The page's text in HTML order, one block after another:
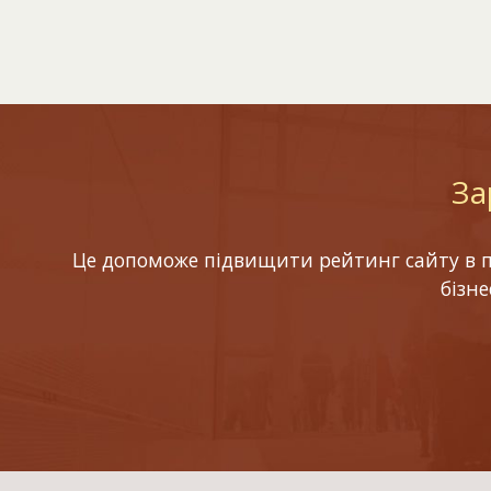
Це допоможе підвищити рейтинг сайту в